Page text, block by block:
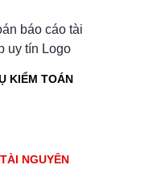
KIỂM TOÁN
TÀI NGUYÊN